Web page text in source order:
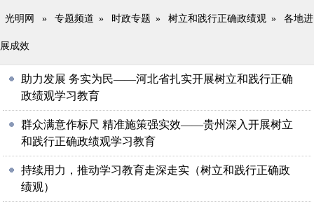
光明网 » 专题频道 » 时政专题 » 树立和践行正确政绩观 » 各地进
展成效
助力发展 务实为民——河北省扎实开展树立和践行正确
政绩观学习教育
群众满意作标尺 精准施策强实效——贵州深入开展树立
和践行正确政绩观学习教育
持续用力，推动学习教育走深走实（树立和践行正确政
绩观）